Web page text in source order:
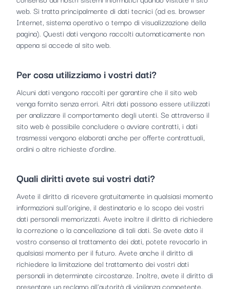
web. Si tratta principalmente di dati tecnici (ad es. browser
Internet, sistema operativo o tempo di visualizzazione della
pagina). Questi dati vengono raccolti automaticamente non
appena si accede al sito web.
Per cosa utilizziamo i vostri dati?
Alcuni dati vengono raccolti per garantire che il sito web
venga fornito senza errori. Altri dati possono essere utilizzati
per analizzare il comportamento degli utenti. Se attraverso il
sito web è possibile concludere o avviare contratti, i dati
trasmessi vengono elaborati anche per offerte contrattuali,
ordini o altre richieste d'ordine.
Quali diritti avete sui vostri dati?
Avete il diritto di ricevere gratuitamente in qualsiasi momento
informazioni sull'origine, il destinatario e lo scopo dei vostri
dati personali memorizzati. Avete inoltre il diritto di richiedere
la correzione o la cancellazione di tali dati. Se avete dato il
vostro consenso al trattamento dei dati, potete revocarlo in
qualsiasi momento per il futuro. Avete anche il diritto di
richiedere la limitazione del trattamento dei vostri dati
personali in determinate circostanze. Inoltre, avete il diritto di
presentare un reclamo all'autorità di vigilanza competente.